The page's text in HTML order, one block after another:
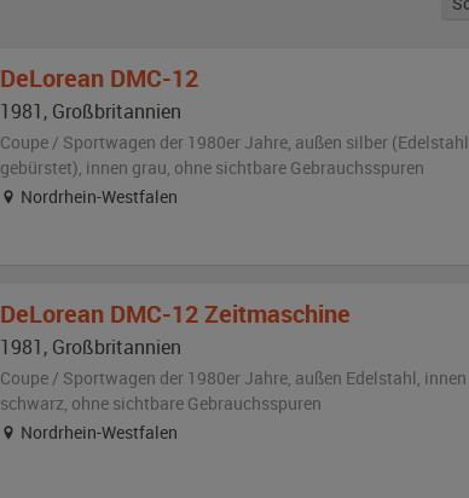
DeLorean DMC-12
1981, Großbritannien
Coupe / Sportwagen der 1980er Jahre, außen silber (Edelstahl
gebürstet), innen grau, ohne sichtbare Gebrauchsspuren
Nordrhein-Westfalen
DeLorean DMC-12 Zeitmaschine
1981, Großbritannien
Coupe / Sportwagen der 1980er Jahre, außen Edelstahl, innen
schwarz, ohne sichtbare Gebrauchsspuren
Nordrhein-Westfalen